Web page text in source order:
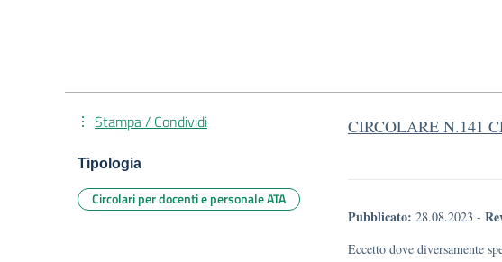
CIRCOLARE N.141
Pubblicato: 28.08.2023 -
Eccetto dove diversamente
Stampa / Condividi
Tipologia
Circolari per docenti e personale ATA